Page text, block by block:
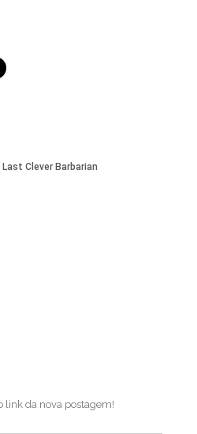
link da nova postagem!